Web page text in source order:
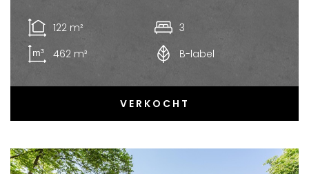
122 m²
3
462 m³
B-label
VERKOCHT